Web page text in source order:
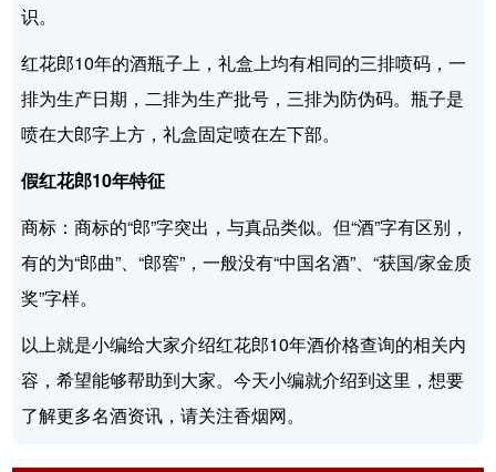
识。
红花郎10年的酒瓶子上，礼盒上均有相同的三排喷码，一
排为生产日期，二排为生产批号，三排为防伪码。瓶子是
喷在大郎字上方，礼盒固定喷在左下部。
假红花郎10年特征
商标：商标的“郎”字突出，与真品类似。但“酒”字有区别，
有的为“郎曲”、“郎窖”，一般没有“中国名酒”、“获国/家金质
奖”字样。
以上就是小编给大家介绍红花郎10年酒价格查询的相关内
容，希望能够帮助到大家。今天小编就介绍到这里，想要
了解更多名酒资讯，请关注香烟网。